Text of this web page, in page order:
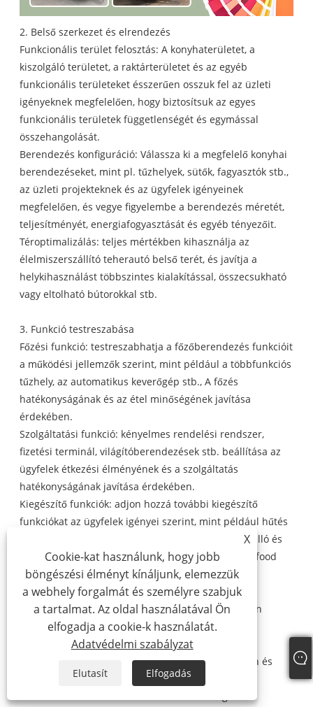
2. Belső szerkezet és elrendezés
Funkcionális terület felosztás: A konyhaterületet, a
kiszolgáló területet, a raktárterületet és az egyéb
funkcionális területeket ésszerűen osszuk fel az üzleti
igényeknek megfelelően, hogy biztosítsuk az egyes
funkcionális területek függetlenségét és egymással
összehangolását.
Berendezés konfiguráció: Válassza ki a megfelelő konyhai
berendezéseket, mint pl. tűzhelyek, sütők, fagyasztók stb.,
az üzleti projekteknek és az ügyfelek igényeinek
megfelelően, és vegye figyelembe a berendezés méretét,
teljesítményét, energiafogyasztását és egyéb tényezőit.
Téroptimalizálás: teljes mértékben kihasználja az
élelmiszerszállító teherautó belső terét, és javítja a
helykihasználást többszintes kialakítással, összecsukható
vagy eltolható bútorokkal stb.
3. Funkció testreszabása
Főzési funkció: testreszabhatja a főzőberendezés funkcióit
a működési jellemzők szerint, mint például a többfunkciós
tűzhely, az automatikus keverőgép stb., A főzés
hatékonyságának és az étel minőségének javítása
érdekében.
Szolgáltatási funkció: kényelmes rendelési rendszer,
fizetési terminál, világítóberendezések stb. beállítása az
ügyfelek étkezési élményének és a szolgáltatás
hatékonyságának javítása érdekében.
Kiegészítő funkciók: adjon hozzá további kiegészítő
funkciókat az ügyfelek igényei szerint, mint például hűtés
és frissesség megőrzése, fűtés és hőmegőrzés, vízálló és
elektromosság elleni védelem, stb., hogy növelje a food
truck praktikumát és biztonságát.
4. Mobilitás
Kerekek és felfüggesztési rendszer: Válasszon olyan
kerekeket és felfüggesztési rendszert, amelyek
megfelelnek a különböző útviszonyoknak, hogy az
élelmiszerszállító teherautó könnyen mozoghasson és
stabil maradjon.
X
Cookie-kat használunk, hogy jobb
böngészési élményt kínáljunk, elemezzük
a webhely forgalmát és személyre szabjuk
a tartalmat. Az oldal használatával Ön
elfogadja a cookie-k használatát.
Adatvédelmi szabályzat
Elutasít Elfogadás